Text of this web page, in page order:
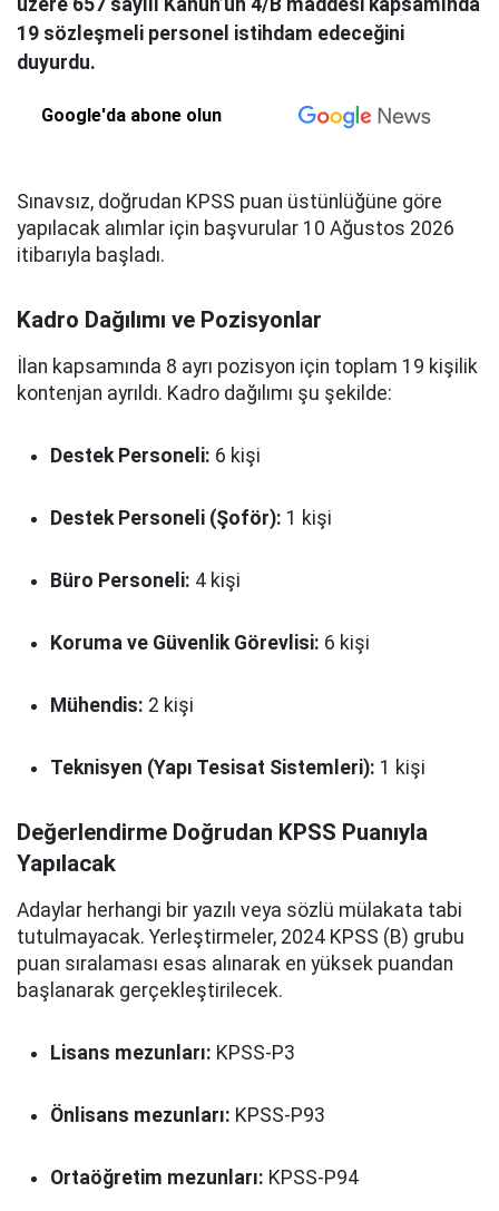
üzere 657 sayılı Kanun’un 4/B maddesi kapsamında
19 sözleşmeli personel istihdam edeceğini
duyurdu.
Google'da abone olun
Sınavsız, doğrudan KPSS puan üstünlüğüne göre
yapılacak alımlar için başvurular 10 Ağustos 2026
itibarıyla başladı.
Kadro Dağılımı ve Pozisyonlar
İlan kapsamında 8 ayrı pozisyon için toplam 19 kişilik
kontenjan ayrıldı. Kadro dağılımı şu şekilde:
Destek Personeli: 6 kişi
Destek Personeli (Şoför): 1 kişi
Büro Personeli: 4 kişi
Koruma ve Güvenlik Görevlisi: 6 kişi
Mühendis: 2 kişi
Teknisyen (Yapı Tesisat Sistemleri): 1 kişi
Değerlendirme Doğrudan KPSS Puanıyla
Yapılacak
Adaylar herhangi bir yazılı veya sözlü mülakata tabi
tutulmayacak. Yerleştirmeler, 2024 KPSS (B) grubu
puan sıralaması esas alınarak en yüksek puandan
başlanarak gerçekleştirilecek.
Lisans mezunları: KPSS-P3
Önlisans mezunları: KPSS-P93
Ortaöğretim mezunları: KPSS-P94